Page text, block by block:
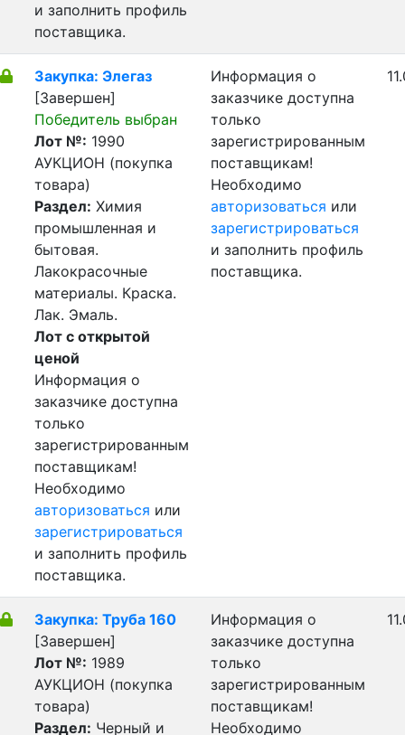
и заполнить профиль
поставщика.
Закупка: Элегаз
[Завершен]
Победитель выбран
Лот №: 1990
АУКЦИОН (покупка
товара)
Раздел: Химия
промышленная и
бытовая.
Лакокрасочные
материалы. Краска.
Лак. Эмаль.
Лот с открытой
ценой
Информация о
заказчике доступна
только
зарегистрированным
поставщикам!
Необходимо
авторизоваться или
зарегистрироваться
и заполнить профиль
поставщика.
Информация о
заказчике доступна
только
зарегистрированным
поставщикам!
Необходимо
авторизоваться или
зарегистрироваться
и заполнить профиль
поставщика.
Закупка: Труба 160
[Завершен]
Лот №: 1989
АУКЦИОН (покупка
товара)
Раздел: Черный и
Информация о
заказчике доступна
только
зарегистрированным
поставщикам!
Необходимо